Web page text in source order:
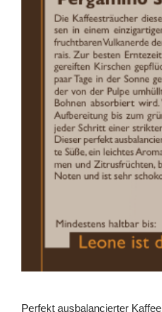
Perfekt ausbalancierter Kaffee